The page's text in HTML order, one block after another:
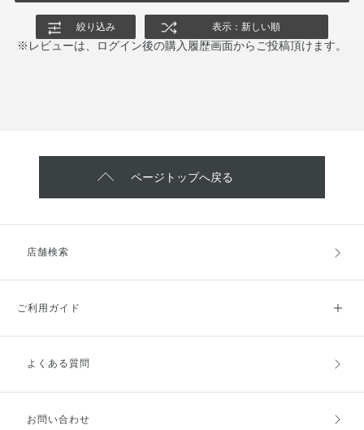
絞り込み 表示：新しい順
※レビューは、ログイン後の購入履歴画面からご投稿頂けます。
ページトップへ戻る
店舗検索
ご利用ガイド
ご利用ガイドトップ
お支払方法
よくある質問
お問い合わせ